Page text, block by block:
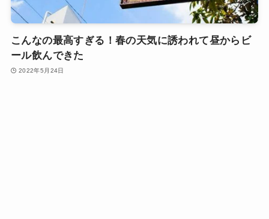
こんなの最高すぎる！春の天気に誘われて昼からビ
ール飲んできた
2022年5月24日